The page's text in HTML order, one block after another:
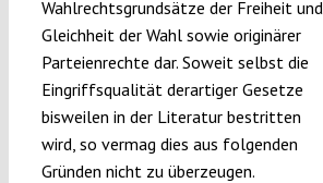
Wahlrechtsgrundsätze der Freiheit und
Gleichheit der Wahl sowie originärer
Parteienrechte dar. Soweit selbst die
Eingriffsqualität derartiger Gesetze
bisweilen in der Literatur bestritten
wird, so vermag dies aus folgenden
Gründen nicht zu überzeugen.